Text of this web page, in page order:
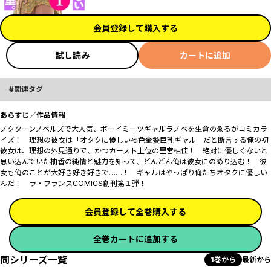
会員登録して購入する
試し読み カートに追加
関連タグ
あらすじ／作品情報
ノクターンノベルズで大人気、ボーイミーツギャルラノベを生倉のゑるがコミカラ
イズ！ 理想の彼女は「オタクに優しい褐色金髪巨乳ギャル」だと断言する俺の初
彼女は、理想の外見通りで、かつカースト上位の里宮柚佳！ 絶対に優しくないと
思い込んでいた柚香の純情と魅力を知って、どんどん俺は彼女にのめり込む！ 彼
女も俺のことが大好き好き好きで……！ ギャルはやっぱり俺たちオタクに優しい
んだ！ ラ・フランスCOMICS創刊第１弾！
会員登録して全巻購入する
全巻カートに追加する
同シリーズ一覧 1巻から 最新から